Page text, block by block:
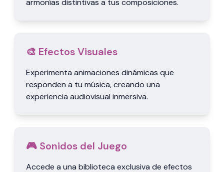
armonías distintivas a tus composiciones.
🎨 Efectos Visuales
Experimenta animaciones dinámicas que
responden a tu música, creando una
experiencia audiovisual inmersiva.
🎮 Sonidos del Juego
Accede a una biblioteca exclusiva de efectos